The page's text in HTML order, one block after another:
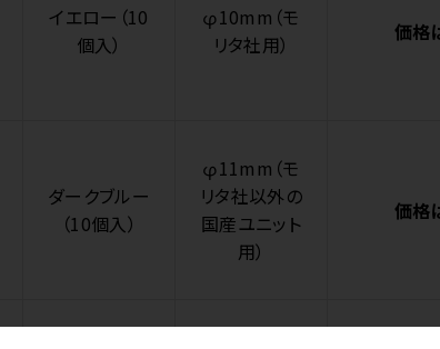
イエロー（10
個入）
φ10mm（モ
リタ社用）
価格
ダークブルー
（10個入）
φ11mm（モ
リタ社以外の
国産ユニット
用）
価格